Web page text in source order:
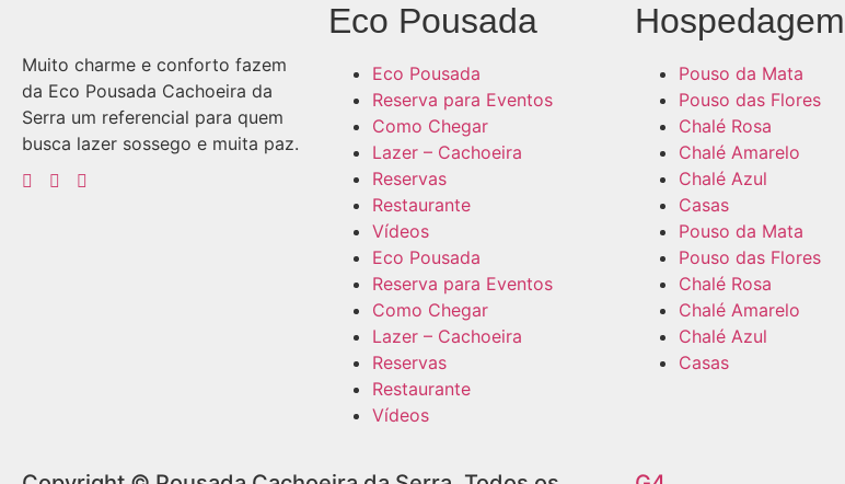
Muito charme e conforto fazem
da Eco Pousada Cachoeira da
Serra um referencial para quem
busca lazer sossego e muita paz.
Eco Pousada
Eco Pousada
Reserva para Eventos
Como Chegar
Lazer – Cachoeira
Reservas
Restaurante
Vídeos
Eco Pousada
Reserva para Eventos
Como Chegar
Lazer – Cachoeira
Reservas
Restaurante
Vídeos
Hospedagem
Pouso da Mata
Pouso das Flores
Chalé Rosa
Chalé Amarelo
Chalé Azul
Casas
Pouso da Mata
Pouso das Flores
Chalé Rosa
Chalé Amarelo
Chalé Azul
Casas